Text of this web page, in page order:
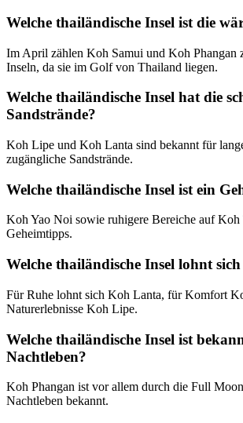
Welche thailändische Insel ist die
Im April zählen Koh Samui und Koh Phangan
Inseln, da sie im Golf von Thailand liegen.
Welche thailändische Insel hat die
Sandstrände?
Koh Lipe und Koh Lanta sind bekannt für
zugängliche Sandstrände.
Welche thailändische Insel ist ein
Koh Yao Noi sowie ruhigere Bereiche auf Koh
Geheimtipps.
Welche thailändische Insel lohnt
Für Ruhe lohnt sich Koh Lanta, für Komfort
Naturerlebnisse Koh Lipe.
Welche thailändische Insel ist
Nachtleben?
Koh Phangan ist vor allem durch die Full
Nachtleben bekannt.